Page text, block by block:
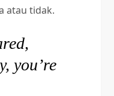
atau tidak.
you’re